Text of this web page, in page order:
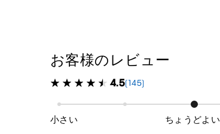
お客様のレビュー
4.5(145)
小さい ちょうどよい